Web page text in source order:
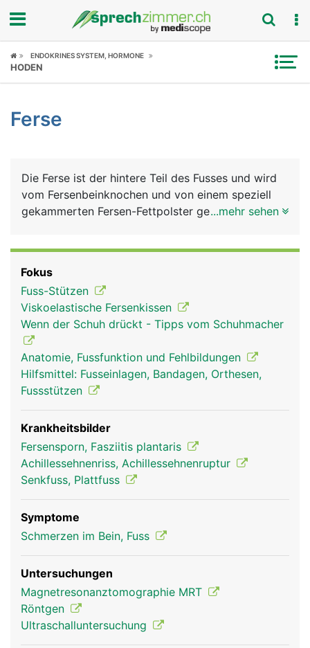
Fokus
Symptome
News
Rubriken
ENDOKRINES SYSTEM, HORMONE
HODEN
Ferse
Die Ferse ist der hintere Teil des Fusses und wird
vom Fersenbeinknochen und von einem speziell
gekammerten Fersen-Fettpolster gebildet, der als
Fersenbeins setzt die Achillessehne an. Sie ist die
kräftigste Sehen im Körper und für die Beugung im
oberen Sprunggelenk verantwortlich. Dadurch
wird der Vorfuss (Zehenbereich) nach unten
gezogen und das Abstossen des Fusses vom
Boden beim Gehen und Laufen ermöglicht.
...mehr sehen
Fokus
Fuss-Stützen
Viskoelastische Fersenkissen
Wenn der Schuh drückt - Tipps vom Schuhmacher
Anatomie, Fussfunktion und Fehlbildungen
Hilfsmittel: Fusseinlagen, Bandagen, Orthesen,
Fussstützen
Krankheitsbilder
Fersensporn, Fasziitis plantaris
Achillessehnenriss, Achillessehnenruptur
Senkfuss, Plattfuss
Symptome
Schmerzen im Bein, Fuss
Untersuchungen
Magnetresonanztomographie MRT
Röntgen
Ultraschalluntersuchung